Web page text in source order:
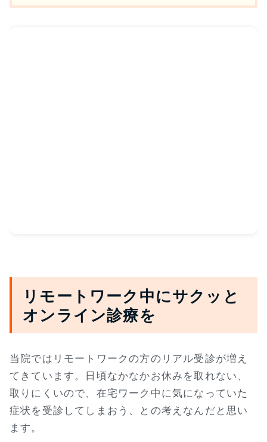
リモートワーク中にサクッと
オンライン診療を
当院ではリモートワークの方のリアル受診が増え
てきています。日頃なかなかお休みを取れない、
取りにくいので、在宅ワーク中に気になっていた
症状を受診してしまおう、との考えなんだと思い
ます。